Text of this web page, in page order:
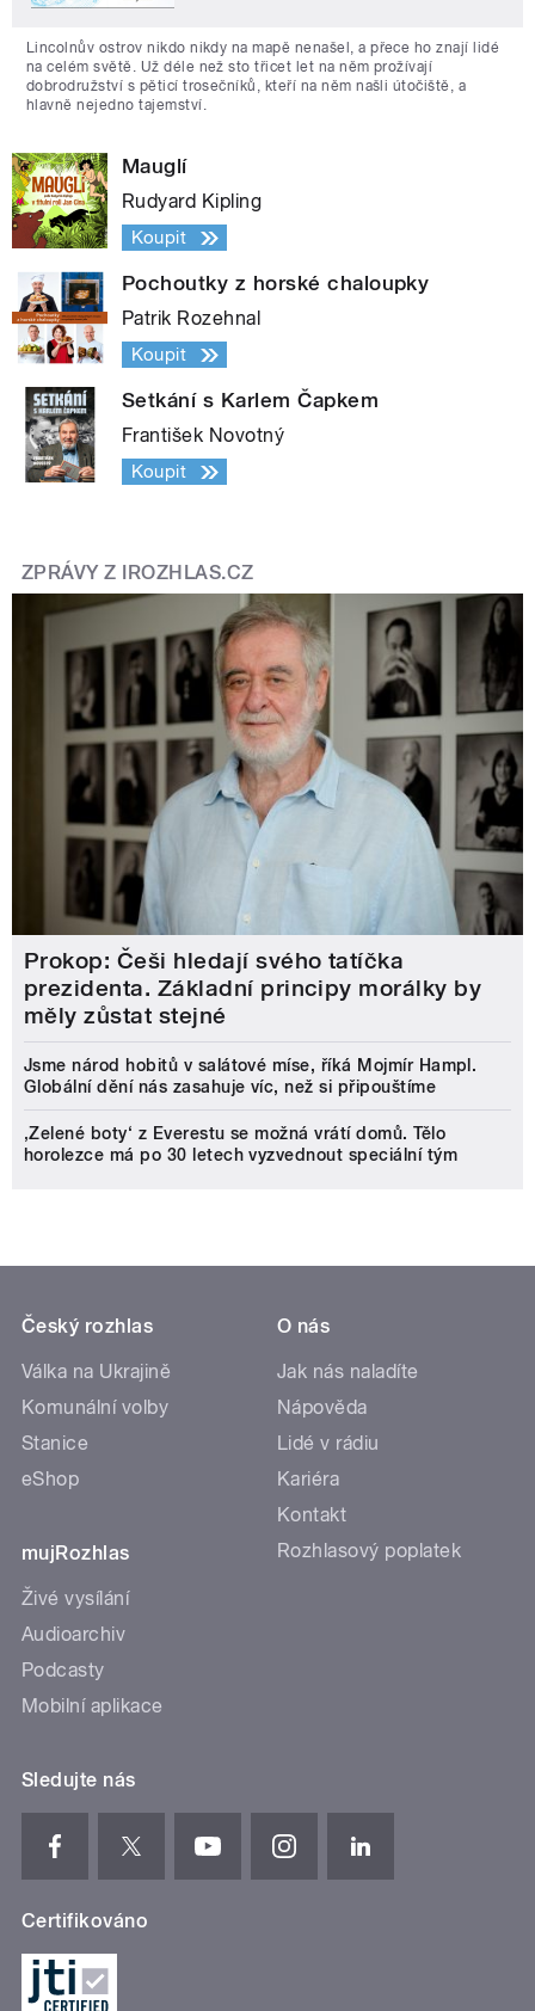
Lincolnův ostrov nikdo nikdy na mapě nenašel, a přece ho znají lidé
na celém světě. Už déle než sto třicet let na něm prožívají
dobrodružství s pěticí trosečníků, kteří na něm našli útočiště, a
hlavně nejedno tajemství.
Mauglí
Rudyard Kipling
Koupit
Pochoutky z horské chaloupky
Patrik Rozehnal
Koupit
Setkání s Karlem Čapkem
František Novotný
Koupit
ZPRÁVY Z IROZHLAS.CZ
Prokop: Češi hledají svého tatíčka
prezidenta. Základní principy morálky by
měly zůstat stejné
Jsme národ hobitů v salátové míse, říká Mojmír Hampl.
Globální dění nás zasahuje víc, než si připouštíme
‚Zelené boty‘ z Everestu se možná vrátí domů. Tělo
horolezce má po 30 letech vyzvednout speciální tým
Český rozhlas
Válka na Ukrajině
Komunální volby
Stanice
eShop
mujRozhlas
Živé vysílání
Audioarchiv
Podcasty
Mobilní aplikace
O nás
Jak nás naladíte
Nápověda
Lidé v rádiu
Kariéra
Kontakt
Rozhlasový poplatek
Sledujte nás
Certifikováno